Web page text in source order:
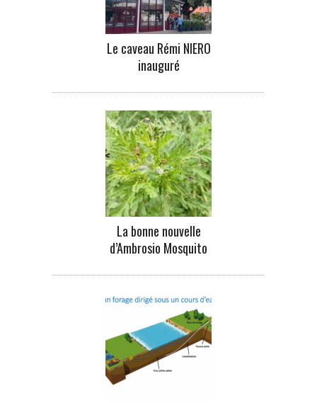
Le caveau Rémi NIERO
inauguré
La bonne nouvelle
d’Ambrosio Mosquito